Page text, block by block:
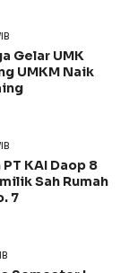
Gelar UMK
UMKM Naik
KAI Daop 8
Sah Rumah
7